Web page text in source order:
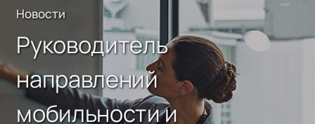
Новости
Руководитель
направлений
мобильности и